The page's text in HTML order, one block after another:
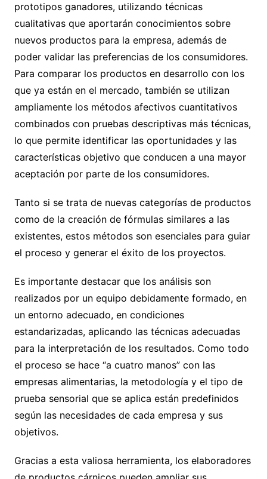
prototipos ganadores, utilizando técnicas
cualitativas que aportarán conocimientos sobre
nuevos productos para la empresa, además de
poder validar las preferencias de los consumidores.
Para comparar los productos en desarrollo con los
que ya están en el mercado, también se utilizan
ampliamente los métodos afectivos cuantitativos
combinados con pruebas descriptivas más técnicas,
lo que permite identificar las oportunidades y las
características objetivo que conducen a una mayor
aceptación por parte de los consumidores.
Tanto si se trata de nuevas categorías de productos
como de la creación de fórmulas similares a las
existentes, estos métodos son esenciales para guiar
el proceso y generar el éxito de los proyectos.
Es importante destacar que los análisis son
realizados por un equipo debidamente formado, en
un entorno adecuado, en condiciones
estandarizadas, aplicando las técnicas adecuadas
para la interpretación de los resultados. Como todo
el proceso se hace “a cuatro manos” con las
empresas alimentarias, la metodología y el tipo de
prueba sensorial que se aplica están predefinidos
según las necesidades de cada empresa y sus
objetivos.
Gracias a esta valiosa herramienta, los elaboradores